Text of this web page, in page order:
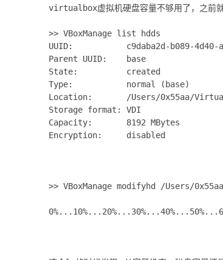
virtualbox虚拟机硬盘容量不够用了，之前就
>> VBoxManage list hdds
UUID: c9daba2d-b089-4d40-
Parent UUID: base
State: created
Type: normal (base)
Location: /Users/0x55aa/
Storage format: VDI
Capacity: 8192 MBytes
Encryption: disabled
>> VBoxManage modifyhd /Users/